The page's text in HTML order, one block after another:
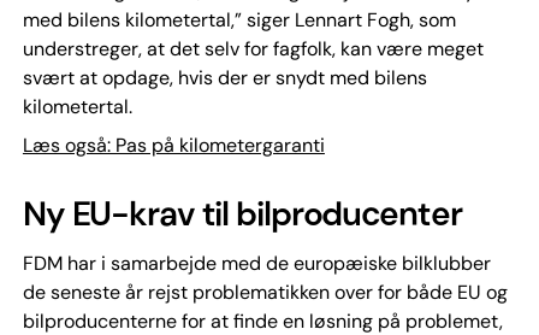
med bilens kilometertal,” siger Lennart Fogh, som
understreger, at det selv for fagfolk, kan være meget
svært at opdage, hvis der er snydt med bilens
kilometertal.
Læs også: Pas på kilometergaranti
Ny EU-krav til bilproducenter
FDM har i samarbejde med de europæiske bilklubber
de seneste år rejst problematikken over for både EU og
bilproducenterne for at finde en løsning på problemet,